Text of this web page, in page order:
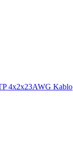
4x2x23AWG Kablo